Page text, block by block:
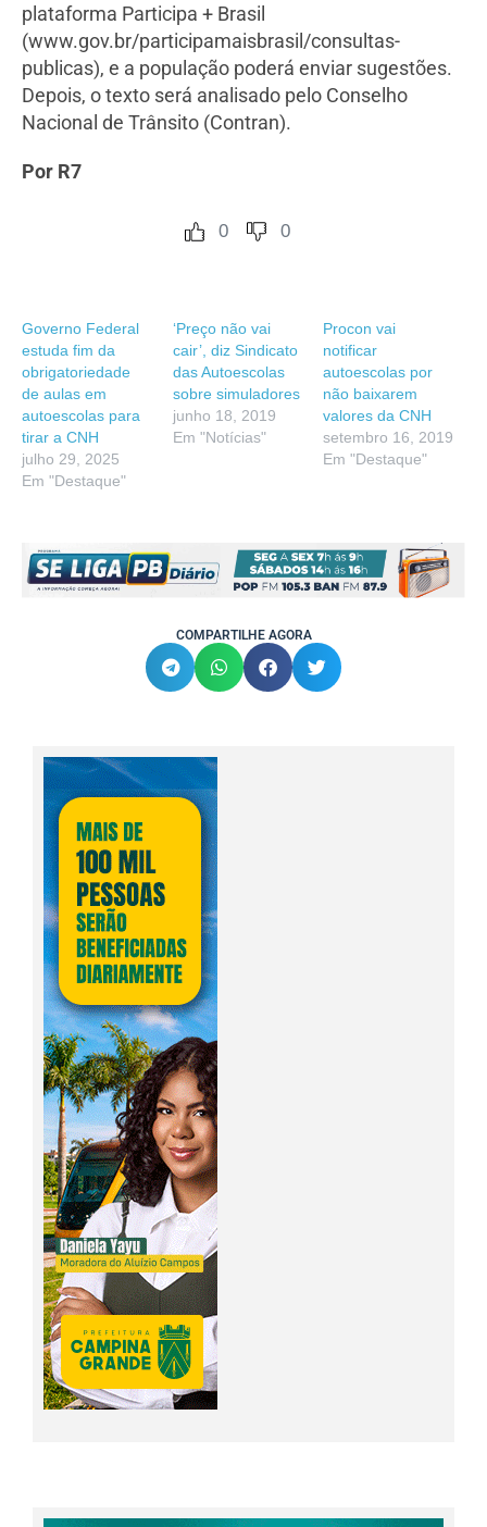
plataforma Participa + Brasil
(www.gov.br/participamaisbrasil/consultas-
publicas), e a população poderá enviar sugestões.
Depois, o texto será analisado pelo Conselho
Nacional de Trânsito (Contran).
Por R7
0 0
Governo Federal
estuda fim da
obrigatoriedade
de aulas em
autoescolas para
tirar a CNH
julho 29, 2025
Em "Destaque"
‘Preço não vai
cair’, diz Sindicato
das Autoescolas
sobre simuladores
junho 18, 2019
Em "Notícias"
Procon vai
notificar
autoescolas por
não baixarem
valores da CNH
setembro 16, 2019
Em "Destaque"
COMPARTILHE AGORA